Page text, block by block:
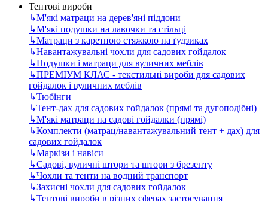
Тентові вироби
↳М'які матраци на дерев'яні піддони
↳М'які подушки на лавочки та стільці
↳Матраци з каретною стяжкою на ґудзиках
↳Навантажувальні чохли для садових гойдалок
↳Подушки і матраци для вуличних меблів
↳ПРЕМІУМ КЛАС - текстильні вироби для садових
гойдалок і вуличних меблів
↳Тюбінги
↳Тент-дах для садових гойдалок (прямі та дугоподібні)
↳М'які матраци на садові гойдалки (прямі)
↳Комплекти (матрац/навантажувальний тент + дах) для
садових гойдалок
↳Маркізи і навіси
↳Садові, вуличні штори та штори з брезенту
↳Чохли та тенти на водний транспорт
↳Захисні чохли для садових гойдалок
↳Тентові вироби в різних сферах застосування